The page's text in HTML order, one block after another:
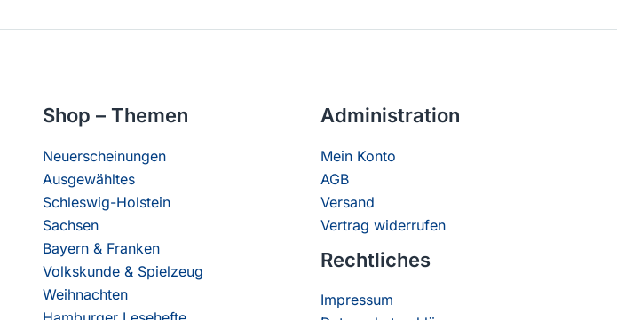
Shop – Themen
Neuerscheinungen
Ausgewähltes
Schleswig-Holstein
Sachsen
Bayern & Franken
Volkskunde & Spielzeug
Weihnachten
Administration
Mein Konto
AGB
Versand
Vertrag widerrufen
Rechtliches
Impressum